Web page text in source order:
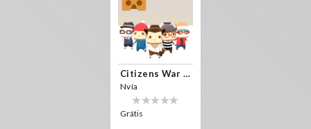
Citizens War VR
Nvía
Grátis